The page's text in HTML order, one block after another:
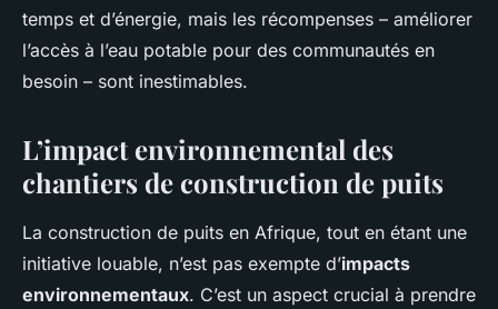
temps et d’énergie, mais les récompenses – améliorer
l’accès à l’eau potable pour des communautés en
besoin – sont inestimables.
L’impact environnemental des
chantiers de construction de puits
La construction de puits en Afrique, tout en étant une
initiative louable, n’est pas exempte d’impacts
environnementaux. C’est un aspect crucial à prendre